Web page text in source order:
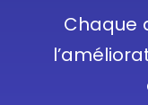
Chaque